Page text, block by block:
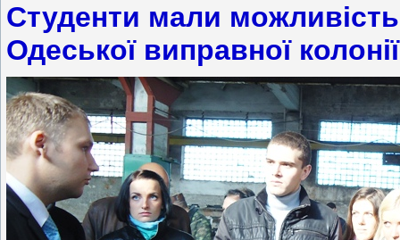
Студенти мали
Одеської виправної